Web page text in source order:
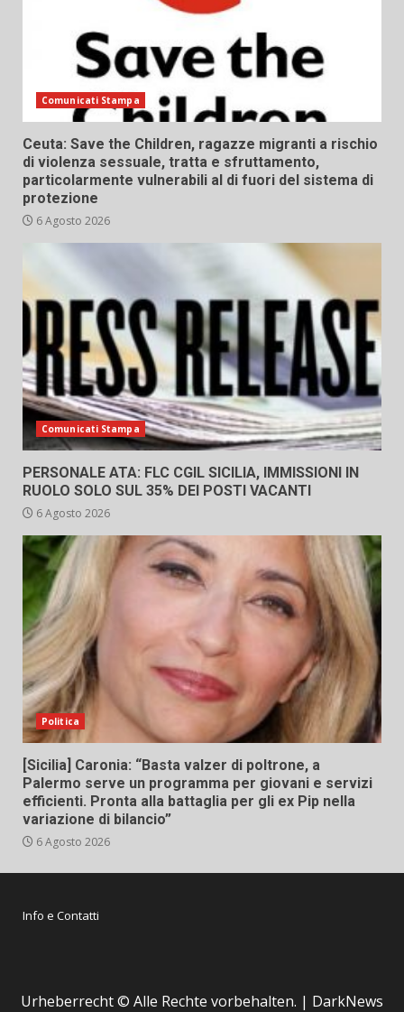
Comunicati Stampa
Ceuta: Save the Children, ragazze migranti a rischio
di violenza sessuale, tratta e sfruttamento,
particolarmente vulnerabili al di fuori del sistema di
protezione
6 Agosto 2026
Comunicati Stampa
PERSONALE ATA: FLC CGIL SICILIA, IMMISSIONI IN
RUOLO SOLO SUL 35% DEI POSTI VACANTI
6 Agosto 2026
Politica
[Sicilia] Caronia: “Basta valzer di poltrone, a
Palermo serve un programma per giovani e servizi
efficienti. Pronta alla battaglia per gli ex Pip nella
variazione di bilancio”
6 Agosto 2026
Info e Contatti
Urheberrecht © Alle Rechte vorbehalten. | DarkNews